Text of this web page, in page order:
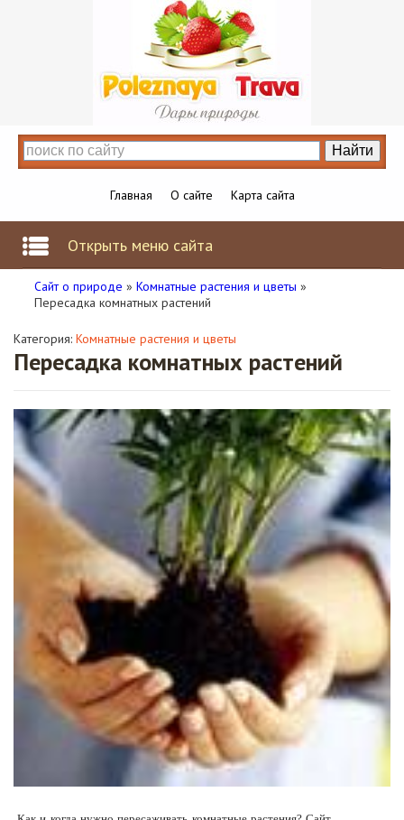
Главная О сайте Карта сайта
Открыть меню сайта
Сайт о природе » Комнатные растения и цветы »
Пересадка комнатных растений
Категория: Комнатные растения и цветы
Пересадка комнатных растений